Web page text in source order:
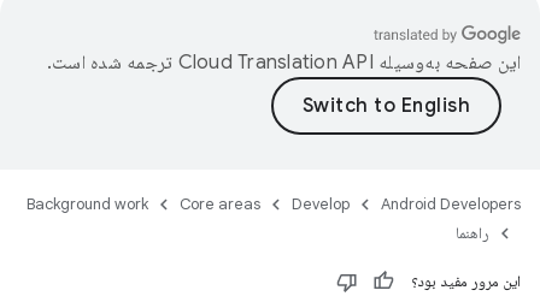
این صفحه به‌وسیله ترجمه شده است.
Android Developers
Develop
Core areas
Background work
راهنما
این مرور مفید بود؟